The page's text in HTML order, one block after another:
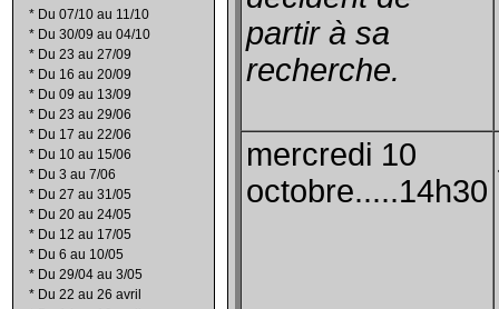
* Du 07/10 au 11/10
* Du 30/09 au 04/10
* Du 23 au 27/09
* Du 16 au 20/09
* Du 09 au 13/09
* Du 23 au 29/06
* Du 17 au 22/06
* Du 10 au 15/06
* Du 3 au 7/06
* Du 27 au 31/05
* Du 20 au 24/05
* Du 12 au 17/05
* Du 6 au 10/05
* Du 29/04 au 3/05
* Du 22 au 26 avril
partir à sa
recherche.
mercredi 10
octobre.....14h30